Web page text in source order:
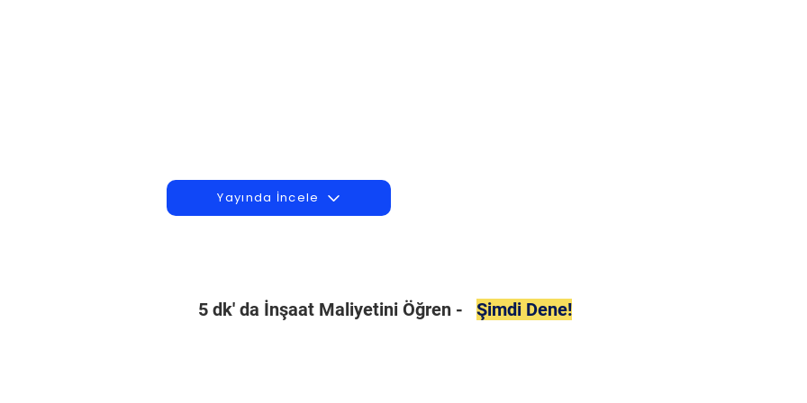
Yayında İncele
5 dk' da İnşaat Maliyetini Öğren - Şimdi Dene!